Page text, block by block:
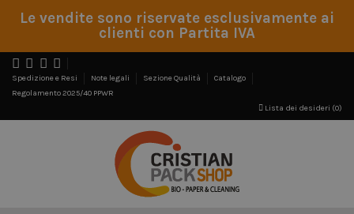
Le vendite sono riservate esclusivamente ai
clienti con Partita IVA
Spedizione e Resi Note legali Sezione Qualità
Catalogo
Regolamento 2025/40 PPWR
Lista dei desideri (0)